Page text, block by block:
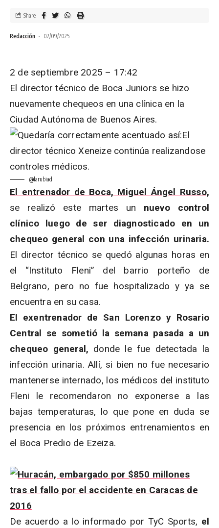
Redacción 02/09/2025
Share
2 de septiembre 2025 – 17:42
El director técnico de Boca Juniors se hizo
nuevamente chequeos en una clínica en la
Ciudad Autónoma de Buenos Aires.
@larubiad
El entrenador de Boca, Miguel Ángel Russo,
se realizó este martes un nuevo control
clínico luego de ser diagnosticado en un
chequeo general con una infección urinaria.
El director técnico se quedó algunas horas en
el “Instituto Fleni” del barrio porteño de
Belgrano, pero no fue hospitalizado y ya se
encuentra en su casa.
El exentrenador de San Lorenzo y Rosario
Central se sometió la semana pasada a un
chequeo general, donde le fue detectada la
infección urinaria. Allí, si bien no fue necesario
mantenerse internado, los médicos del instituto
Fleni le recomendaron no exponerse a las
bajas temperaturas, lo que pone en duda se
presencia en los próximos entrenamientos en
el Boca Predio de Ezeiza.
De acuerdo a lo informado por TyC Sports, el